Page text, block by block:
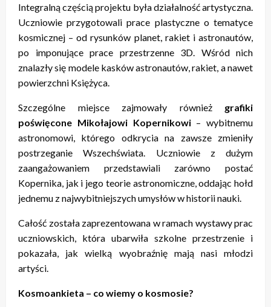
Integralną częścią projektu była działalność artystyczna.
Uczniowie przygotowali prace plastyczne o tematyce
kosmicznej – od rysunków planet, rakiet i astronautów,
po imponujące prace przestrzenne 3D. Wśród nich
znalazły się modele kasków astronautów, rakiet, a nawet
powierzchni Księżyca.
Szczególne miejsce zajmowały również grafiki
poświęcone Mikołajowi Kopernikowi– wybitnemu
astronomowi, którego odkrycia na zawsze zmieniły
postrzeganie Wszechświata. Uczniowie z dużym
zaangażowaniem przedstawiali zarówno postać
Kopernika, jak i jego teorie astronomiczne, oddając hołd
jednemu z najwybitniejszych umysłów w historii nauki.
Całość została zaprezentowana w ramach wystawy prac
uczniowskich, która ubarwiła szkolne przestrzenie i
pokazała, jak wielką wyobraźnię mają nasi młodzi
artyści.
Kosmoankieta – co wiemy o kosmosie?